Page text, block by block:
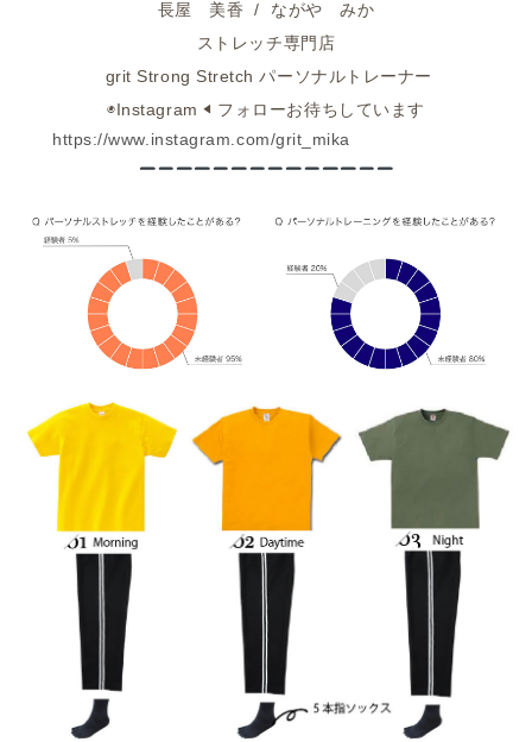
長屋 美香 / ながや みか
ストレッチ専門店
grit Strong Stretch パーソナルトレーナー
◉ Instagram ◀︎ フォローお待ちしています
https://www.instagram.com/grit_mika